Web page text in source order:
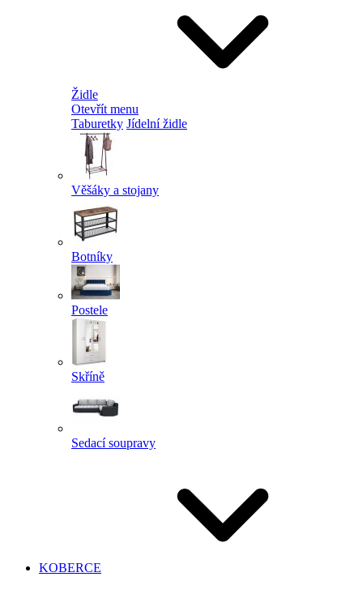
Židle
Otevřít menu
Taburetky Jídelní židle
Věšáky a stojany
Botníky
Postele
Skříně
Sedací soupravy
KOBERCE